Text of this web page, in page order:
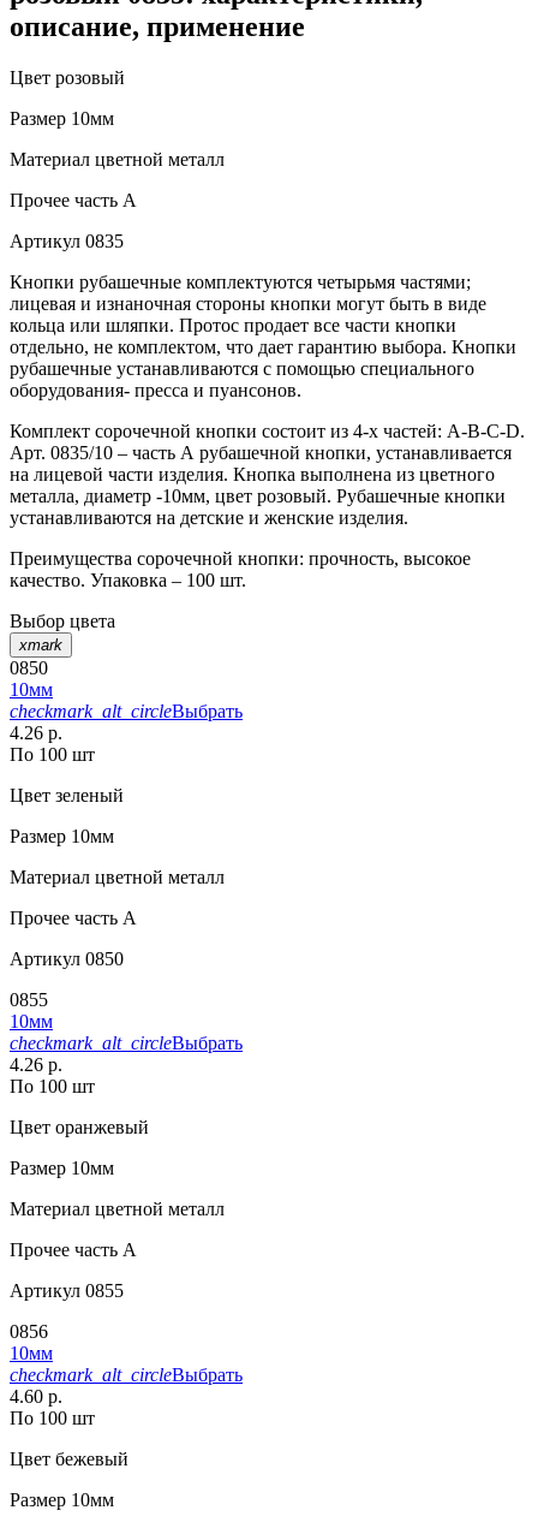
описание, применение
Цвет розовый
Размер 10мм
Материал цветной металл
Прочее часть A
Артикул 0835
Кнопки рубашечные комплектуются четырьмя частями;
лицевая и изнаночная стороны кнопки могут быть в виде
кольца или шляпки. Протос продает все части кнопки
отдельно, не комплектом, что дает гарантию выбора. Кнопки
рубашечные устанавливаются с помощью специального
оборудования- пресса и пуансонов.
Комплект сорочечной кнопки состоит из 4-х частей: А-В-С-D.
Арт. 0835/10 – часть А рубашечной кнопки, устанавливается
на лицевой части изделия. Кнопка выполнена из цветного
металла, диаметр -10мм, цвет розовый. Рубашечные кнопки
устанавливаются на детские и женские изделия.
Преимущества сорочечной кнопки: прочность, высокое
качество. Упаковка – 100 шт.
Выбор цвета
xmark
0850
10мм
checkmark_alt_circleВыбрать
4.26 р.
По 100 шт
Цвет зеленый
Размер 10мм
Материал цветной металл
Прочее часть A
Артикул 0850
0855
10мм
checkmark_alt_circleВыбрать
4.26 р.
По 100 шт
Цвет оранжевый
Размер 10мм
Материал цветной металл
Прочее часть A
Артикул 0855
0856
10мм
checkmark_alt_circleВыбрать
4.60 р.
По 100 шт
Цвет бежевый
Размер 10мм